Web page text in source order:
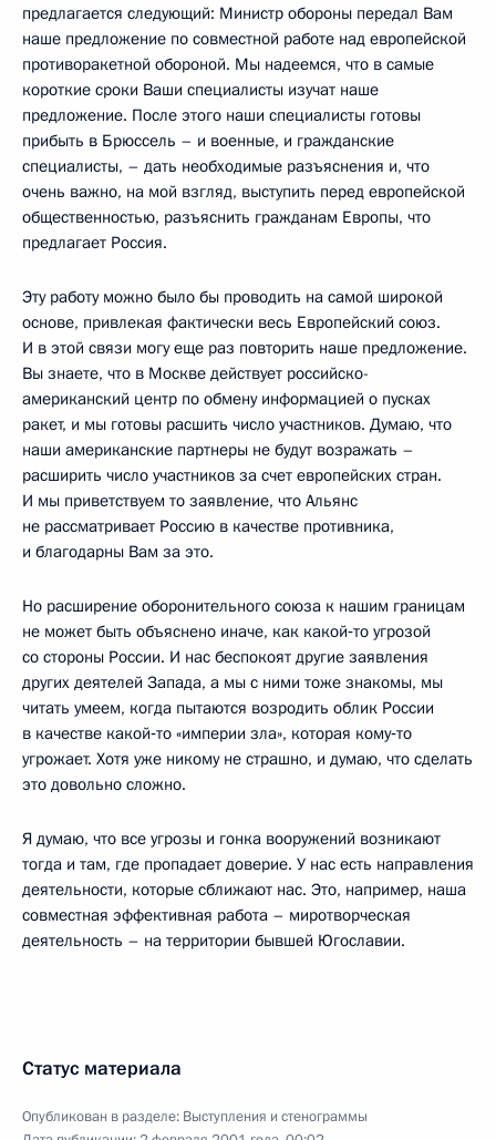
предлагается следующий: Министр обороны передал Вам
наше предложение по совместной работе над европейской
противоракетной обороной. Мы надеемся, что в самые
короткие сроки Ваши специалисты изучат наше
предложение. После этого наши специалисты готовы
прибыть в Брюссель – и военные, и гражданские
специалисты, – дать необходимые разъяснения и, что
очень важно, на мой взгляд, выступить перед европейской
общественностью, разъяснить гражданам Европы, что
предлагает Россия.
Эту работу можно было бы проводить на самой широкой
основе, привлекая фактически весь Европейский союз.
И в этой связи могу еще раз повторить наше предложение.
Вы знаете, что в Москве действует российско-
американский центр по обмену информацией о пусках
ракет, и мы готовы расшить число участников. Думаю, что
наши американские партнеры не будут возражать –
расширить число участников за счет европейских стран.
И мы приветствуем то заявление, что Альянс
не рассматривает Россию в качестве противника,
и благодарны Вам за это.
Но расширение оборонительного союза к нашим границам
не может быть объяснено иначе, как какой‑то угрозой
со стороны России. И нас беспокоят другие заявления
других деятелей Запада, а мы с ними тоже знакомы, мы
читать умеем, когда пытаются возродить облик России
в качестве какой‑то «империи зла», которая кому‑то
угрожает. Хотя уже никому не страшно, и думаю, что сделать
это довольно сложно.
Я думаю, что все угрозы и гонка вооружений возникают
тогда и там, где пропадает доверие. У нас есть направления
деятельности, которые сближают нас. Это, например, наша
совместная эффективная работа – миротворческая
деятельность – на территории бывшей Югославии.
Статус материала
Опубликован в разделе: Выступления и стенограммы